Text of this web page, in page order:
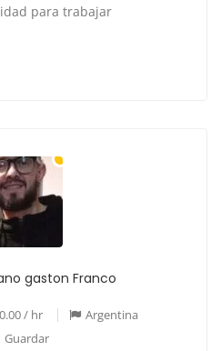
para trabajar
gaston Franco
/ hr
Argentina
Guardar